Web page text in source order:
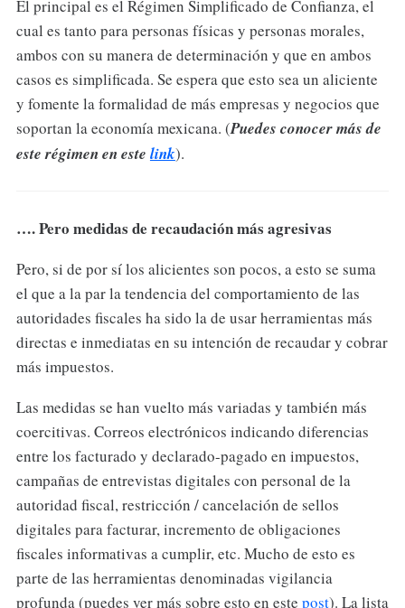
El principal es el Régimen Simplificado de Confianza, el
cual es tanto para personas físicas y personas morales,
ambos con su manera de determinación y que en ambos
casos es simplificada. Se espera que esto sea un aliciente
y fomente la formalidad de más empresas y negocios que
soportan la economía mexicana. (Puedes conocer más de
este régimen en este link).
…. Pero medidas de recaudación más agresivas
Pero, si de por sí los alicientes son pocos, a esto se suma
el que a la par la tendencia del comportamiento de las
autoridades fiscales ha sido la de usar herramientas más
directas e inmediatas en su intención de recaudar y cobrar
más impuestos.
Las medidas se han vuelto más variadas y también más
coercitivas. Correos electrónicos indicando diferencias
entre los facturado y declarado-pagado en impuestos,
campañas de entrevistas digitales con personal de la
autoridad fiscal, restricción / cancelación de sellos
digitales para facturar, incremento de obligaciones
fiscales informativas a cumplir, etc. Mucho de esto es
parte de las herramientas denominadas vigilancia
profunda (puedes ver más sobre esto en este post). La lista